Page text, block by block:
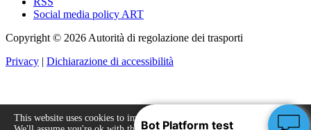
Social media policy ART
Copyright © 2026 Autorità di regolazione dei trasporti
Privacy | Dichiarazione di accessibilità
This website uses cookies to improve your experience.